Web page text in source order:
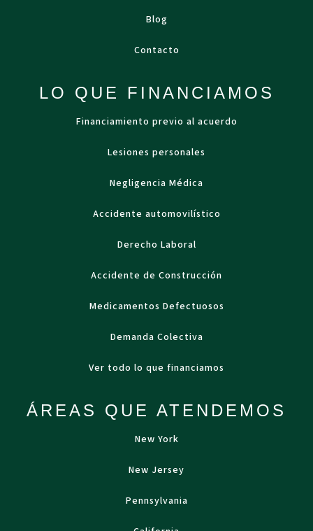
Blog
Contacto
LO QUE FINANCIAMOS
Financiamiento previo al acuerdo
Lesiones personales
Negligencia Médica
Accidente automovilístico
Derecho Laboral
Accidente de Construcción
Medicamentos Defectuosos
Demanda Colectiva
Ver todo lo que financiamos
ÁREAS QUE ATENDEMOS
New York
New Jersey
Pennsylvania